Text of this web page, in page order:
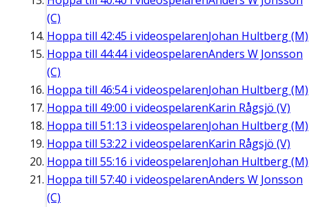
(C)
Hoppa till 42:45 i videospelarenJohan Hultberg (M)
Hoppa till 44:44i videospelarenAnders W Jonsson
(C)
Hoppa till 46:54i videospelarenJohan Hultberg (M)
Hoppa till 49:00 i videospelarenKarin Rågsjö (V)
Hoppa till 51:13 i videospelarenJohan Hultberg (M)
Hoppa till 53:22 i videospelarenKarin Rågsjö (V)
Hoppa till 55:16 i videospelarenJohan Hultberg (M)
Hoppa till 57:40 i videospelarenAnders W Jonsson
(C)